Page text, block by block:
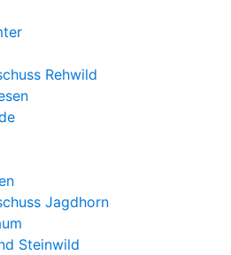
Rehwild
Jagdhorn
Steinwild